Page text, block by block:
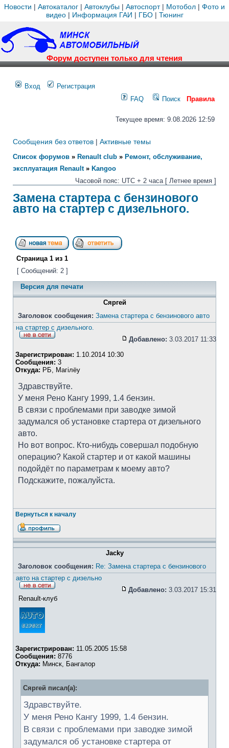
Новости | Автокаталог | Автоклубы | Автоспорт| Мотобол | Фото и
видео| Информация ГАИ | ГБО| Тюнинг
Форум доступен только для чтения
Вход
Регистрация
FAQ
Поиск Правила
Текущее время: 9.08.2026 12:59
Сообщения без ответов | Активные темы
Список форумов » Renault club » Ремонт, обслуживание,
эксплуатация Renault» Kangoo
Часовой пояс: UTC + 2 часа [ Летнее время ]
Замена стартера с бензинового
авто на стартер с дизельного.
Страница 1 из 1
[ Сообщений: 2 ]
Версия для печати
Сяргей
Заголовок сообщения: Замена стартера с бензинового авто
на стартер с дизельного.
Добавлено: 3.03.2017 11:33
Зарегистрирован: 1.10.2014 10:30
Сообщения: 3
Откуда: РБ, Магілёу
Здравствуйте.
У меня Рено Кангу 1999, 1.4 бензин.
В связи с проблемами при заводке зимой
задумался об установке стартера от дизельного
авто.
Но вот вопрос. Кто-нибудь совершал подобную
операцию? Какой стартер и от какой машины
подойдёт по параметрам к моему авто?
Подскажите, пожалуйста.
Вернуться к началу
Jacky
Заголовок сообщения: Re: Замена стартера с бензинового
авто на стартер с дизельно
Добавлено: 3.03.2017 15:31
Renault-клуб
Зарегистрирован: 11.05.2005 15:58
Сообщения: 8776
Откуда: Минск, Бангалор
Сяргей писал(а):
Здравствуйте.
У меня Рено Кангу 1999, 1.4 бензин.
В связи с проблемами при заводке зимой
задумался об установке стартера от